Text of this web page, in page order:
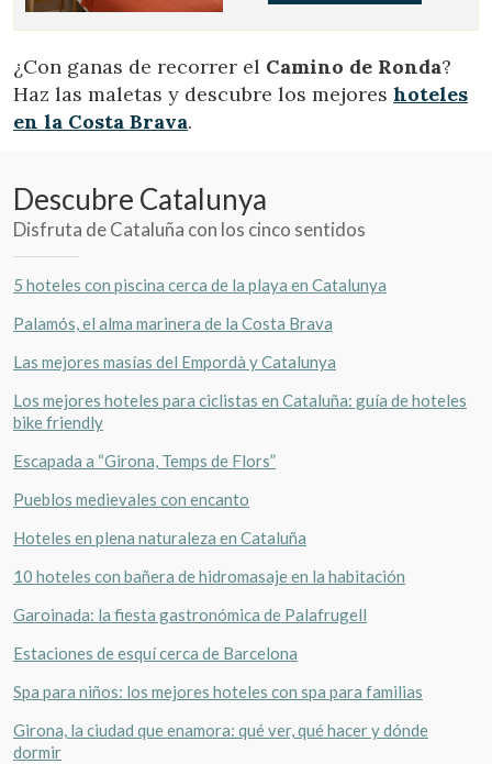
¿Con ganas de recorrer el Camino de Ronda?
Haz las maletas y descubre los mejores hoteles
en la Costa Brava.
Descubre Catalunya
Disfruta de Cataluña con los cinco sentidos
5 hoteles con piscina cerca de la playa en Catalunya
Palamós, el alma marinera de la Costa Brava
Las mejores masías del Empordà y Catalunya
Los mejores hoteles para ciclistas en Cataluña: guía de hoteles
bike friendly
Escapada a “Girona, Temps de Flors”
Pueblos medievales con encanto
Hoteles en plena naturaleza en Cataluña
10 hoteles con bañera de hidromasaje en la habitación
Garoinada: la fiesta gastronómica de Palafrugell
Estaciones de esquí cerca de Barcelona
Spa para niños: los mejores hoteles con spa para familias
Girona, la ciudad que enamora: qué ver, qué hacer y dónde
dormir